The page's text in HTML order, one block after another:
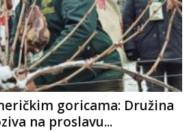
goricama: Družina
na proslavu...